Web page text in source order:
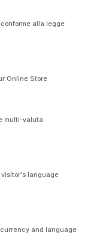
alla legge
Online Store
multi-valuta
language
and language